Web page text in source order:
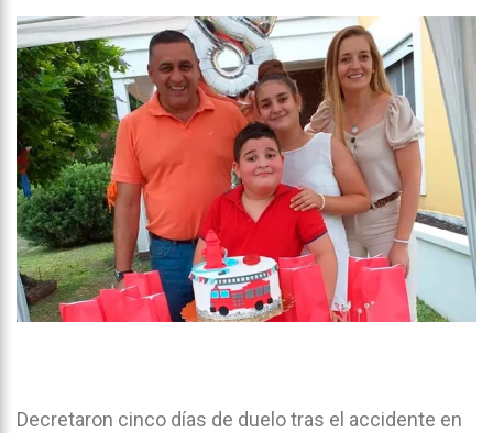
Decretaron cinco días de duelo tras el accidente en